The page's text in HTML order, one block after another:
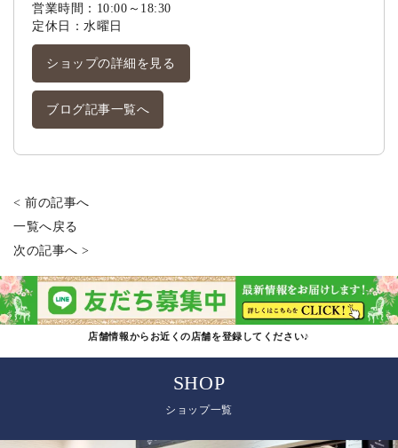
営業時間：10:00～18:30
定休日：水曜日
ショップの詳細を見る
ブログ記事一覧へ
< 前の記事へ
一覧へ戻る
次の記事へ >
店舗情報からお近くの店舗を登録してください♪
SHOP
ショップ一覧